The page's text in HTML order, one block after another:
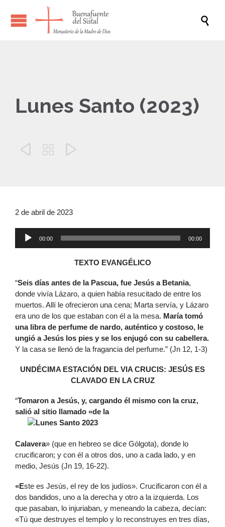

Lunes Santo (2023)
  
2 de abril de 2023
00:00 00:00
TEXTO EVANGÉLICO
“Seis días antes de la Pascua, fue Jesús a Betania,
donde vivía Lázaro, a quien había resucitado de entre los
muertos. Allí le ofrecieron una cena; Marta servía, y Lázaro
era uno de los que estaban con él a la mesa. María tomó
una libra de perfume de nardo, auténtico y costoso, le
ungió a Jesús los pies y se los enjugó con su cabellera.
Y la casa se llenó de la fragancia del perfume.” (Jn 12, 1-3)
UNDÉCIMA ESTACIÓN DEL VIA CRUCIS: JESÚS ES
CLAVADO EN LA CRUZ
“Tomaron a Jesús, y, cargando él mismo con la cruz,
salió al sitio llamado «de la
Calavera» (que en hebreo se dice Gólgota), donde lo
crucificaron; y con él a otros dos, uno a cada lado, y en
medio, Jesús (Jn 19, 16-22).
«Este es Jesús, el rey de los judíos». Crucificaron con él a
dos bandidos, uno a la derecha y otro a la izquierda. Los
que pasaban, lo injuriaban, y meneando la cabeza, decían:
«Tú que destruyes el templo y lo reconstruyes en tres días,